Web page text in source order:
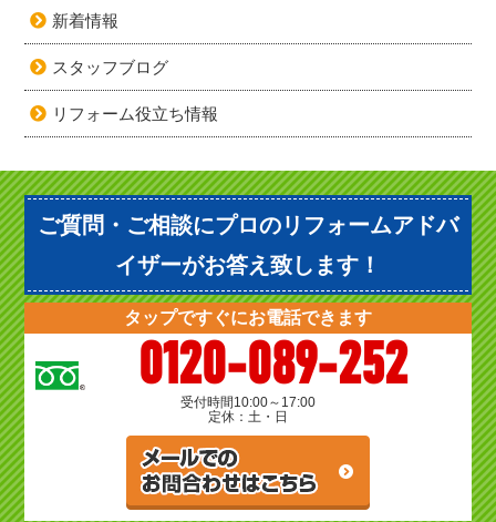
新着情報
スタッフブログ
リフォーム役立ち情報
ご質問・ご相談にプロのリフォームアドバ
イザーがお答え致します！
タップですぐにお電話できます
0120-089-252
受付時間 10:00～17:00
定休：土・日